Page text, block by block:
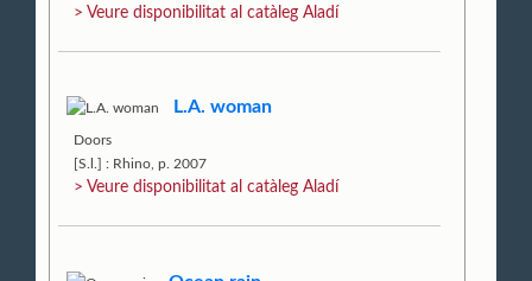
> Veure disponibilitat al catàleg Aladí
L.A. woman
Doors
[S.l.] : Rhino, p. 2007
> Veure disponibilitat al catàleg Aladí